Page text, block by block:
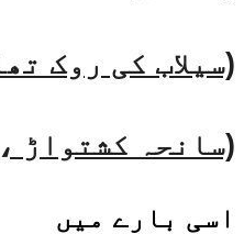
(سیلاب کی روک
(سانحہ کشتواڑ
اسی بارے میں